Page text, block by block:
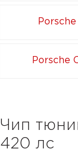
Porsche
Чип
420 лс